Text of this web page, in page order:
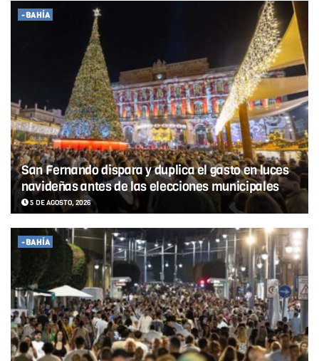
-BAHÍA
San Fernando dispara y duplica el gasto en luces
navideñas antes de las elecciones municipales
5 DE AGOSTO, 2026
-BAHÍA